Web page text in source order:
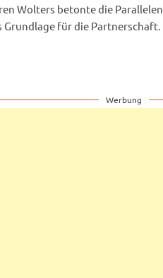
Wolters betonte die
Grundlage für die Partnerschaft.
Werbung